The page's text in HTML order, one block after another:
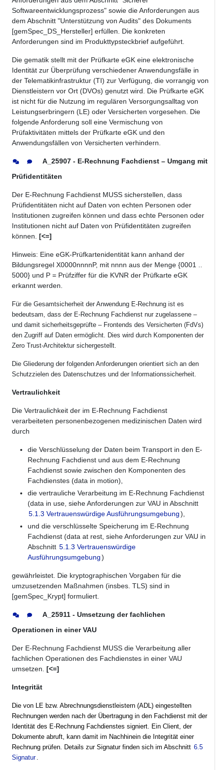
Softwareentwicklungsprozess" sowie die Anforderungen aus
dem Abschnitt "Unterstützung von Audits" des Dokuments
[gemSpec_DS_Hersteller] erfüllen. Die konkreten
Anforderungen sind im Produkttypsteckbrief aufgeführt.
Die gematik stellt mit der Prüfkarte eGK eine elektronische
Identität zur Überprüfung verschiedener Anwendungsfälle in
der Telematikinfrastruktur (TI) zur Verfügung, die vorrangig von
Dienstleistern vor Ort (DVOs) genutzt wird. Die Prüfkarte eGK
ist nicht für die Nutzung im regulären Versorgungsalltag von
Leistungserbringern (LE) oder Versicherten vorgesehen. Die
folgende Anforderung soll eine Vermischung von
Prüfaktivitäten mittels der Prüfkarte eGK und den
Anwendungsfällen von Versicherten verhindern.
A_25907 - E-Rechnung Fachdienst – Umgang mit
Prüfidentitäten
Der E-Rechnung Fachdienst MUSS sicherstellen, dass
Prüfidentitäten nicht auf Daten von echten Personen oder
Institutionen zugreifen können und dass echte Personen oder
Institutionen nicht auf Daten von Prüfidentitäten zugreifen
können. [<=]
Hinweis: Eine eGK-Prüfkartenidentität kann anhand der
Bildungsregel X0000nnnnP, mit nnnn aus der Menge {0001 ..
5000} und P = Prüfziffer für die KVNR der Prüfkarte eGK
erkannt werden.
Für die Gesamtsicherheit der Anwendung E-Rechnung ist es
bedeutsam, dass der E-Rechnung Fachdienst nur zugelassene –
und damit sicherheitsgeprüfte – Frontends des Versicherten (FdVs)
den Zugriff auf Daten ermöglicht. Dies wird durch Komponenten der
Zero Trust-Architektur sichergestellt.
Die Gliederung der folgenden Anforderungen orientiert sich an den
Schutzzielen des Datenschutzes und der Informationssicherheit.
Vertraulichkeit
Die Vertraulichkeit der im E-Rechnung Fachdienst
verarbeiteten personenbezogenen medizinischen Daten wird
durch
die Verschlüsselung der Daten beim Transport in den E-
Rechnung Fachdienst und aus dem E-Rechnung
Fachdienst sowie zwischen den Komponenten des
Fachdienstes (data in motion),
die vertrauliche Verarbeitung im E-Rechnung Fachdienst
(data in use, siehe Anforderungen zur VAU in Abschnitt
5.1.3 Vertrauenswürdige Ausführungsumgebung),
und die verschlüsselte Speicherung im E-Rechnung
Fachdienst (data at rest, siehe Anforderungen zur VAU in
Abschnitt 5.1.3 Vertrauenswürdige
Ausführungsumgebung)
gewährleistet. Die kryptographischen Vorgaben für die
umzusetzenden Maßnahmen (insbes. TLS) sind in
[gemSpec_Krypt] formuliert.
A_25911 - Umsetzung der fachlichen
Operationen in einer VAU
Der E-Rechnung Fachdienst MUSS die Verarbeitung aller
fachlichen Operationen des Fachdienstes in einer VAU
umsetzen. [<=]
Integrität
Die von LE bzw. Abrechnungsdienstleistern (ADL) eingestellten
Rechnungen werden nach der Übertragung in den Fachdienst mit der
Identität des E-Rechnung Fachdienstes signiert. Ein Client, der
Dokumente abruft, kann damit im Nachhinein die Integrität einer
Rechnung prüfen. Details zur Signatur finden sich im Abschnitt 6.5
Signatur .